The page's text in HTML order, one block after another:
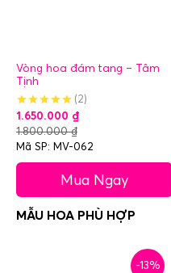
Vòng hoa đám tang – Tâm
Tịnh
(2)
1.650.000 ₫
1.800.000₫
Mã SP: MV-062
Mua Ngay
-13%